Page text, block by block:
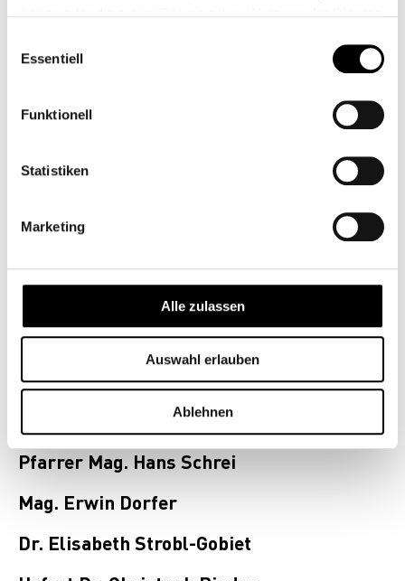
Essentiell
Funktionell
Statistiken
Marketing
Alle zulassen
Auswahl erlauben
Ablehnen
KRin Adelheid Moretti
Schriftführer
Prim. Dr. Bernhard Bauer
Rechnungsprüfer
Mag. Helmut Müllner
OStR. Prof. Mag. phil. Peter Rindler
Pfarrer Mag. Hans Schrei
Mag. Erwin Dorfer
Dr. Elisabeth Strobl-Gobiet